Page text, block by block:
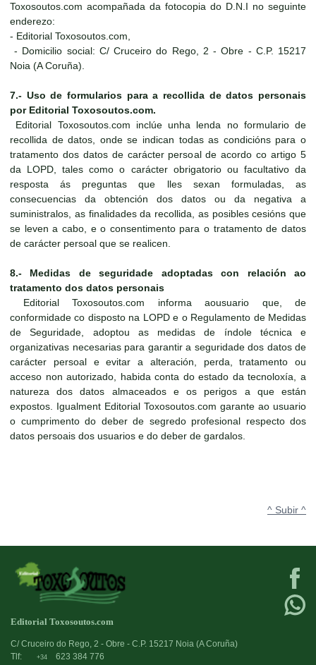
Toxosoutos.com acompañada da fotocopia do D.N.I no seguinte
enderezo:
- Editorial Toxosoutos.com,
- Domicilio social: C/ Cruceiro do Rego, 2 - Obre - C.P. 15217
Noia (A Coruña).
7.- Uso de formularios para a recollida de datos personais
por Editorial Toxosoutos.com.
Editorial Toxosoutos.com inclúe unha lenda no formulario de
recollida de datos, onde se indican todas as condicións para o
tratamento dos datos de carácter persoal de acordo co artigo 5
da LOPD, tales como o carácter obrigatorio ou facultativo da
resposta ás preguntas que lles sexan formuladas, as
consecuencias da obtención dos datos ou da negativa a
suministralos, as finalidades da recollida, as posibles cesións que
se leven a cabo, e o consentimento para o tratamento de datos
de carácter persoal que se realicen.
8.- Medidas de seguridade adoptadas con relación ao
tratamento dos datos personais
Editorial Toxosoutos.com informa aousuario que, de
conformidade co disposto na LOPD e o Regulamento de Medidas
de Seguridade, adoptou as medidas de índole técnica e
organizativas necesarias para garantir a seguridade dos datos de
carácter persoal e evitar a alteración, perda, tratamento ou
acceso non autorizado, habida conta do estado da tecnoloxía, a
natureza dos datos almaceados e os perigos a que están
expostos. Igualment Editorial Toxosoutos.com garante ao usuario
o cumprimento do deber de segredo profesional respecto dos
datos persoais dos usuarios e do deber de gardalos.
^ Subir ^
Editorial Toxosoutos.com
C/ Cruceiro do Rego, 2 - Obre - C.P. 15217 Noia (A Coruña)
Tlf:
+34
623 384 776